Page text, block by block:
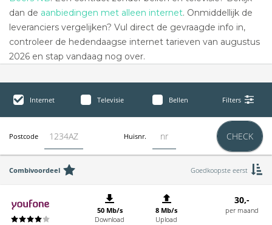
dan de aanbiedingen met alleen internet. Onmiddellijk de
leveranciers vergelijken? Vul direct de gevraagde info in,
controleer de hedendaagse internet tarieven van augustus
2026 en stap vandaag nog over.
Internet Televisie Bellen Filters
Postcode Huisnr. CHECK
Combivoordeel Goedkoopste eerst
50 Mb/s
Download
8 Mb/s
Upload
30,-
per maand